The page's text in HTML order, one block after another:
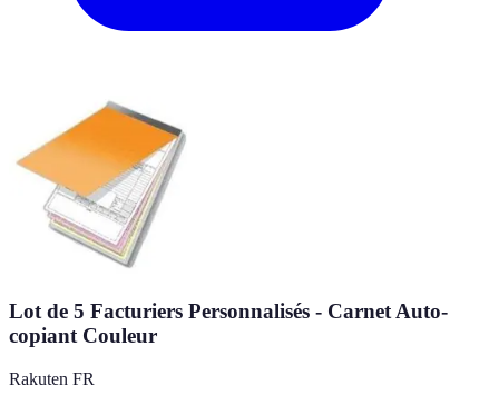
Lot de 5 Facturiers Personnalisés - Carnet Auto-
copiant Couleur
Rakuten FR